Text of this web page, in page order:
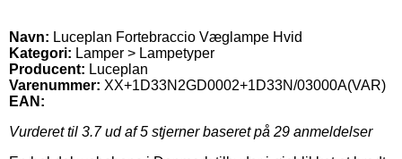
Navn: Luceplan Fortebraccio Væglampe Hvid
Kategori: Lamper > Lampetyper
Producent: Luceplan
Varenummer: XX+1D33N2GD0002+1D33N/03000A(VAR)
EAN:
Vurderet til 3.7ud af 5 stjerner baseret på 29 anmeldelser